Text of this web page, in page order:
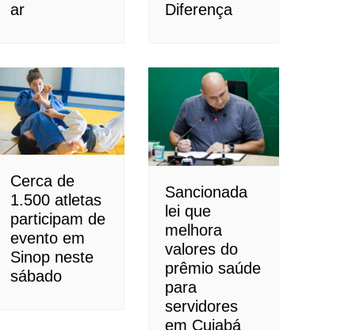
ar
Diferença
Cerca de
1.500 atletas
participam de
evento em
Sinop neste
sábado
Sancionada
lei que
melhora
valores do
prêmio saúde
para
servidores
em Cuiabá